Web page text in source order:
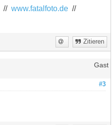
//www.fatalfoto.de //
Zitieren
Gast
#3